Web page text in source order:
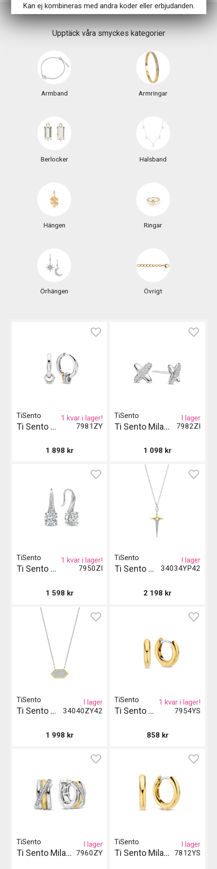
Upptäck våra smyckes kategorier
Armband Armringar
Berlocker Halsband
Hängen Ringar
Örhängen Övrigt
7981ZY
TiSento
Ti Sento Milano Örhängen
1 kvar i lager!
1 898 kr
7982ZI
TiSento
Ti Sento Milano Örhängen - Silver
I lager
1 098 kr
7950ZI
TiSento
Ti Sento Milano Örhängen
1 kvar i lager!
1 598 kr
34034YP42
TiSento
Ti Sento Milano Halsband
I lager
2 198 kr
34040ZY42
TiSento
Ti Sento Milano Halsband - Silver och Guld
I lager
1 998 kr
7954YS
TiSento
Ti Sento Milano Örhängen
1 kvar i lager!
858 kr
7960ZY
TiSento
Ti Sento Milano Örhängen
I lager
7812YS
TiSento
Ti Sento Milano Örhängen
I lager
Kan ej kombineras med andra koder eller erbjudanden.